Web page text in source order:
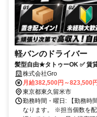
軽バンのドライバー
髪型自由★タトゥーOK ✅️ 賃
プ！株式会社Gro
月給382,500円～823,500
東京都東久留米市
勤務時間・曜日: 【勤務時
なります。 ※担当個数を